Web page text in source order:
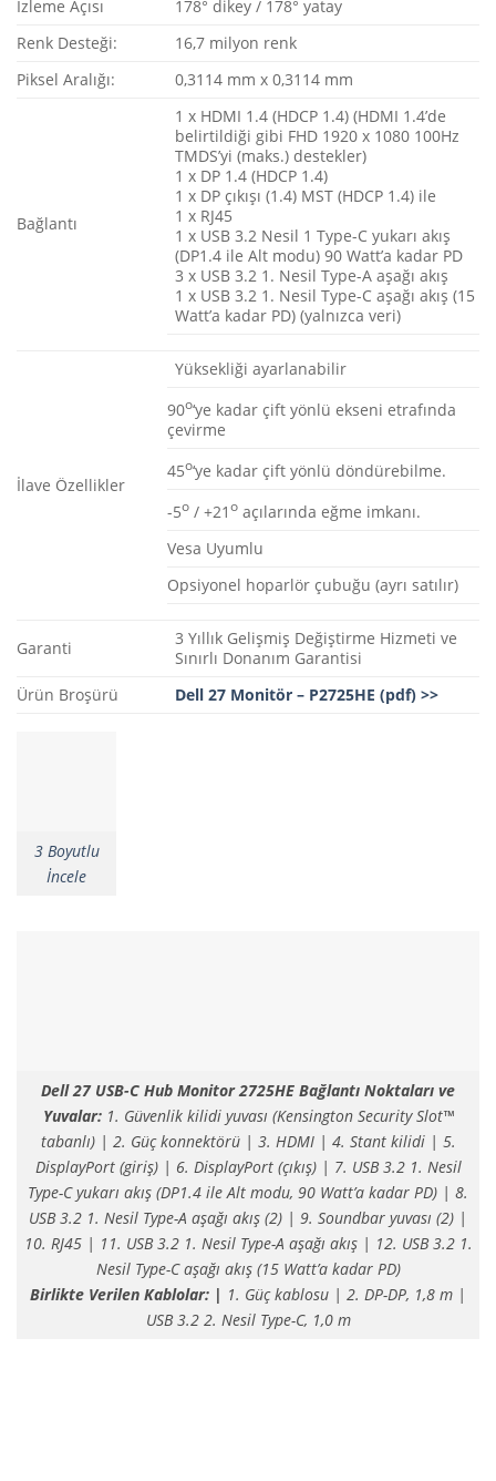
İzleme Açısı
178° dikey / 178° yatay
Renk Desteği:
16,7 milyon renk
Piksel Aralığı:
0,3114 mm x 0,3114 mm
Bağlantı
1 x HDMI 1.4 (HDCP 1.4) (HDMI 1.4’de
belirtildiği gibi FHD 1920 x 1080 100Hz
TMDS’yi (maks.) destekler)
1 x DP 1.4 (HDCP 1.4)
1 x DP çıkışı (1.4) MST (HDCP 1.4) ile
1 x RJ45
1 x USB 3.2 Nesil 1 Type-C yukarı akış
(DP1.4 ile Alt modu) 90 Watt’a kadar PD
3 x USB 3.2 1. Nesil Type-A aşağı akış
1 x USB 3.2 1. Nesil Type-C aşağı akış (15
Watt’a kadar PD) (yalnızca veri)
İlave Özellikler
Yüksekliği ayarlanabilir
90o‘ye kadar çift yönlü ekseni etrafında
çevirme
45o‘ye kadar çift yönlü döndürebilme.
-5o / +21o açılarında eğme imkanı.
Vesa Uyumlu
Opsiyonel hoparlör çubuğu (ayrı satılır)
Garanti
3 Yıllık Gelişmiş Değiştirme Hizmeti ve
Sınırlı Donanım Garantisi
Ürün Broşürü
Dell 27 Monitör – P2725HE (pdf) >>
3 Boyutlu
İncele
Dell 27 USB-C Hub Monitor 2725HE Bağlantı Noktaları ve
Yuvalar: 1. Güvenlik kilidi yuvası (Kensington Security Slot™
tabanlı) | 2. Güç konnektörü | 3. HDMI | 4. Stant kilidi | 5.
DisplayPort (giriş) | 6. DisplayPort (çıkış) | 7. USB 3.2 1. Nesil
Type-C yukarı akış (DP1.4 ile Alt modu, 90 Watt’a kadar PD) | 8.
USB 3.2 1. Nesil Type-A aşağı akış (2) | 9. Soundbar yuvası (2) |
10. RJ45 | 11. USB 3.2 1. Nesil Type-A aşağı akış | 12. USB 3.2 1.
Nesil Type-C aşağı akış (15 Watt’a kadar PD)
Birlikte Verilen Kablolar: | 1. Güç kablosu | 2. DP-DP, 1,8 m |
USB 3.2 2. Nesil Type-C, 1,0 m